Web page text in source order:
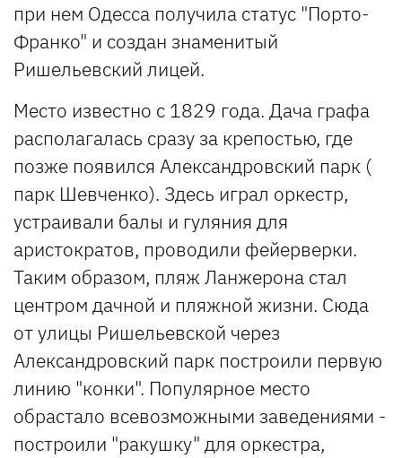
при нем Одесса получила статус "Порто-
Франко" и создан знаменитый
Ришельевский лицей.
Место известно с 1829 года. Дача графа
располагалась сразу за крепостью, где
позже появился Александровский парк (
парк Шевченко). Здесь играл оркестр,
устраивали балы и гуляния для
аристократов, проводили фейерверки.
Таким образом, пляж Ланжерона стал
центром дачной и пляжной жизни. Сюда
от улицы Ришельевской через
Александровский парк построили первую
линию "конки". Популярное место
обрастало всевозможными заведениями -
построили "ракушку" для оркестра,